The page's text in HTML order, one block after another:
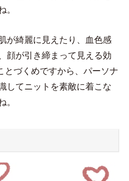
が綺麗に見えたり、血色感
顔が引き締まって見える効
とづくめですから、パーソナ
してニットを素敵に着こな